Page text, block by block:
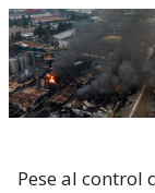
Pese al control